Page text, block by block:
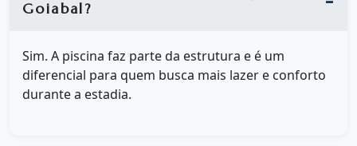
Goiabal?
Sim. A piscina faz parte da estrutura e é um
diferencial para quem busca mais lazer e conforto
durante a estadia.